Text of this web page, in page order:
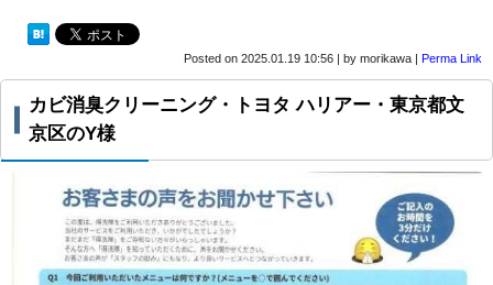
Posted on 2025.01.19 10:56 | by morikawa | Perma Link
カビ消臭クリーニング・トヨタ ハリアー・東京都文
京区のY様